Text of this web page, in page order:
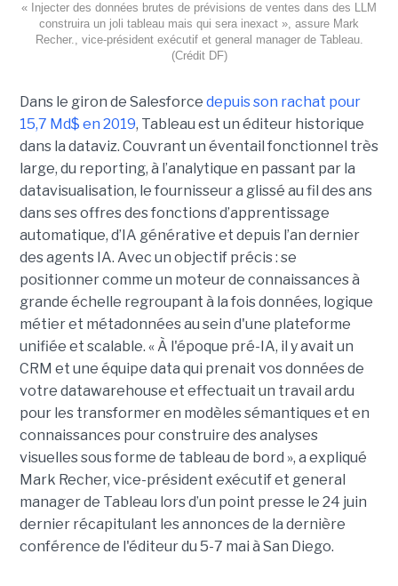
« Injecter des données brutes de prévisions de ventes dans des LLM
construira un joli tableau mais qui sera inexact », assure Mark
Recher., vice-président exécutif et general manager de Tableau.
(Crédit DF)
Dans le giron de Salesforce depuis son rachat pour
15,7 Md$ en 2019, Tableau est un éditeur historique
dans la dataviz. Couvrant un éventail fonctionnel très
large, du reporting, à l’analytique en passant par la
datavisualisation, le fournisseur a glissé au fil des ans
dans ses offres des fonctions d’apprentissage
automatique, d’IA générative et depuis l’an dernier
des agents IA. Avec un objectif précis : se
positionner comme un moteur de connaissances à
grande échelle regroupant à la fois données, logique
métier et métadonnées au sein d'une plateforme
unifiée et scalable. « À l'époque pré-IA, il y avait un
CRM et une équipe data qui prenait vos données de
votre datawarehouse et effectuait un travail ardu
pour les transformer en modèles sémantiques et en
connaissances pour construire des analyses
visuelles sous forme de tableau de bord », a expliqué
Mark Recher, vice-président exécutif et general
manager de Tableau lors d’un point presse le 24 juin
dernier récapitulant les annonces de la dernière
conférence de l'éditeur du 5-7 mai à San Diego.